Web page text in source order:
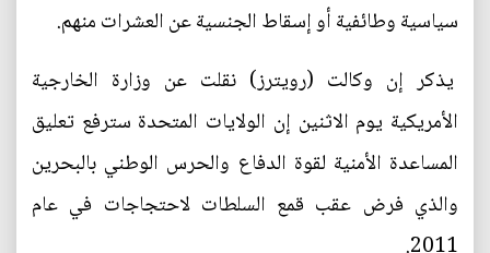
سياسية وطائفية أو إسقاط الجنسية عن العشرات منهم.
يذكر إن وكالت (رويترز) نقلت عن وزارة الخارجية
الأمريكية يوم الاثنين إن الولايات المتحدة سترفع تعليق
المساعدة الأمنية لقوة الدفاع والحرس الوطني بالبحرين
والذي فرض عقب قمع السلطات لاحتجاجات في عام